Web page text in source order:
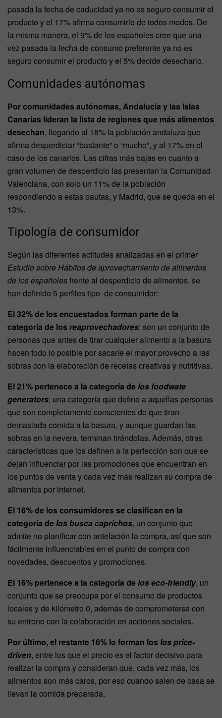
pasada la fecha de caducidad ya no es seguro consumir el
producto y el 17% afirma consumirlo de todos modos. De
la misma manera, el 9% de los españoles cree que una
vez pasada la fecha de consumo preferente ya no es
seguro consumir el producto y el 5% decide desecharlo.
Comunidades autónomas
Por comunidades autónomas, Andalucía y las Islas
Canarias lideran la lista de regiones que más alimentos
desechan, llegando al 18% la población andaluza que
afirma desperdiciar “bastante” o “mucho”, y al 17% en el
caso de los canarios. Las cifras más bajas en cuanto a
gran volumen de desperdicio las presentan la Comunidad
Valenciana, con solo un 11% de la población
respondiendo a estas pautas, y Madrid, que se queda en el
13%.
Tipología de consumidor
Según las diferentes actitudes analizadas en el primer
Estudio sobre Hábitos de aprovechamiento de alimentos
de los españolesfrente al desperdicio de alimentos, se
han definido 5 perfiles tipo de consumidor:
El 32% de los encuestados forman parte de la
categoría de los reaprovechadores: son un conjunto de
personas que antes de tirar cualquier alimento a la basura
hacen todo lo posible por sacarle el mayor provecho a las
sobras con la elaboración de recetas creativas y nutritivas.
El 21% pertenece a la categoría delos foodwate
generators; una categoría que define a aquellas personas
que son completamente conscientes de que tiran
demasiada comida a la basura, y aunque guardan las
sobras en la nevera, terminan tirándolas. Además, otras
características que los definen a la perfección son que se
dejan influenciar por las promociones que encuentran en
los puntos de venta y cada vez más realizan su compra de
alimentos por internet.
El 16% de los consumidores se clasifican en la
categoría delos busca caprichos, un conjunto que
admite no planificar con antelación la compra, así que son
fácilmente influenciables en el punto de compra con
novedades, descuentos y promociones.
El 16% pertenece a la categoría delos eco-friendly, un
conjunto que se preocupa por el consumo de productos
locales y de kilómetro 0, además de comprometerse con
su entrono con la colaboración en acciones sociales.
Por último, el restante 16% lo forman los los price-
driven, entre los que el precio es el factor decisivo para
realizar la compra y consideran que, cada vez más, los
alimentos son más caros, por eso cuando salen de casa se
llevan la comida preparada.